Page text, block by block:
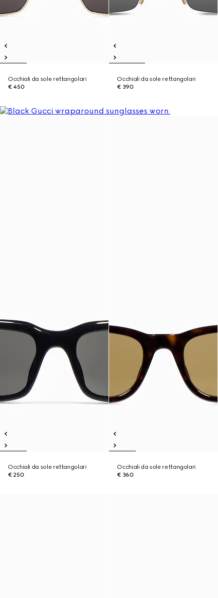
Occhiali da sole rettangolari
€ 450
Occhiali da sole rettangolari
€ 390
Occhiali da sole rettangolari
€ 250
Occhiali da sole rettangolari
€ 360